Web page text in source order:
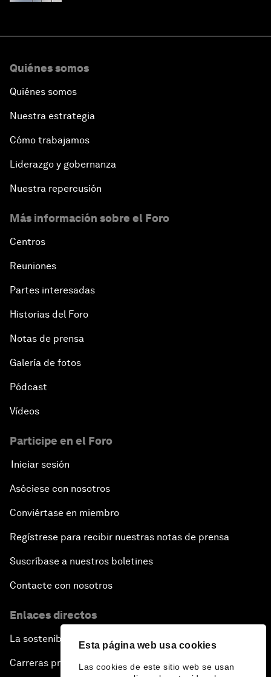
Esta página web usa cookies
Las cookies de este sitio web se usan
Quiénes somos
Quiénes somos
Nuestra estrategia
Cómo trabajamos
Liderazgo y gobernanza
Nuestra repercusión
Más información sobre el Foro
Centros
Reuniones
Partes interesadas
Historias del Foro
Notas de prensa
Galería de fotos
Pódcast
Vídeos
Participe en el Foro
Iniciar sesión
Asóciese con nosotros
Conviértase en miembro
Regístrese para recibir nuestras notas de prensa
Suscríbase a nuestros boletines
Contacte con nosotros
Enlaces directos
La sostenibilidad en el Foro
Carreras profesionales